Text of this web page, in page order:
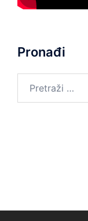
Pronađi